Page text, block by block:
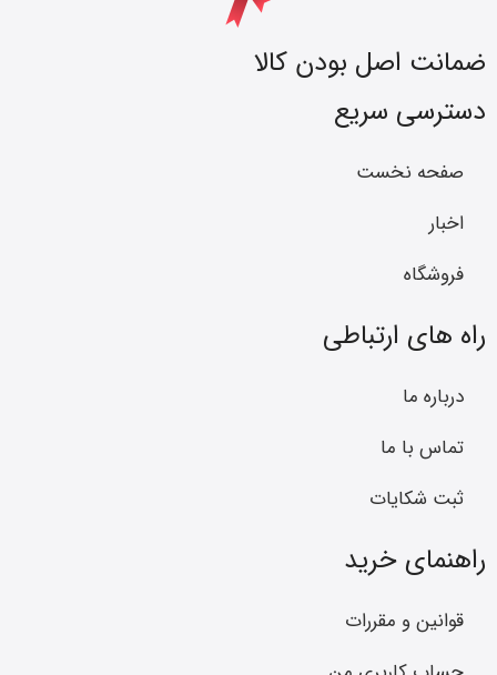
ضمانت اصل بودن کالا
دسترسی سریع
صفحه نخست
اخبار
فروشگاه
راه های ارتباطی
درباره ما
تماس با ما
ثبت شکایات
راهنمای خرید
قوانین و مقررات